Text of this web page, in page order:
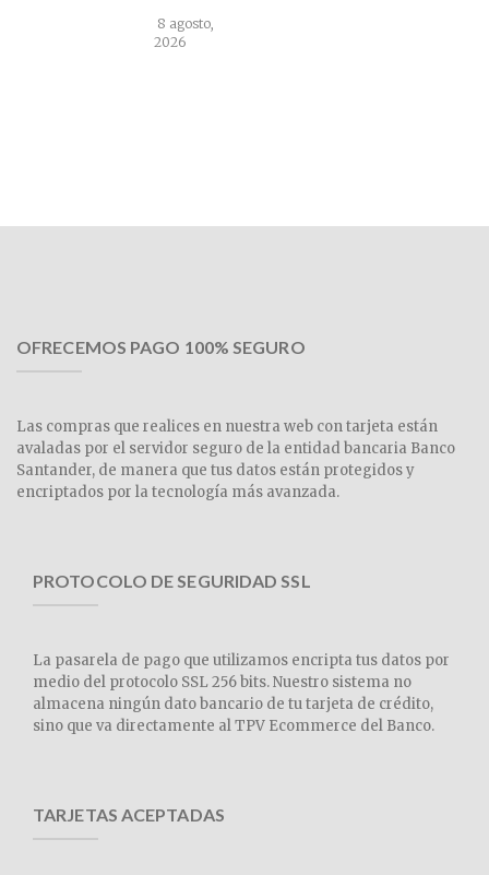
8 agosto,
2026
OFRECEMOS PAGO 100% SEGURO
Las compras que realices en nuestra web con tarjeta están
avaladas por el servidor seguro de la entidad bancaria Banco
Santander, de manera que tus datos están protegidos y
encriptados por la tecnología más avanzada.
PROTOCOLO DE SEGURIDAD SSL
La pasarela de pago que utilizamos encripta tus datos por
medio del protocolo SSL 256 bits. Nuestro sistema no
almacena ningún dato bancario de tu tarjeta de crédito,
sino que va directamente al TPV Ecommerce del Banco.
TARJETAS ACEPTADAS